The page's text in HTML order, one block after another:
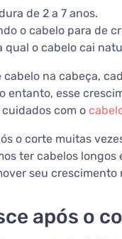
de 2 a 7 anos.
o cabelo para de
qual o cabelo cai
na cabeça,
entanto, esse
com o
o corte muitas
ter cabelos longos
seu crescimento
após o